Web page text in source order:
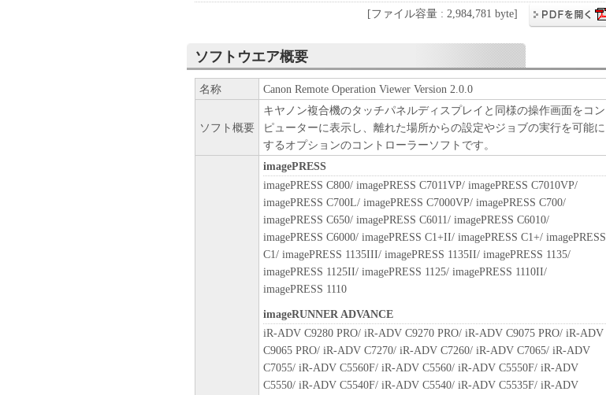
すること、またはコンピューターにおいて表示すること、アクセスすること、も
しくは実行することのいずれも含むものとします。）するための非独占的権利を
お客様に対して許諾します。お客様は、また「指定機器」にネットワークを通じ
て接続されたコンピューター上で、かかるコンピューターの使用者に対して「本
ソフトウェア」を使用させることができますが、かかるコンピューターの使用者
に本契約書上の義務および条件を遵守させるとともに、その履行に関し全責任を
負うことを条件とします。
(2) お客様は、上記(1)に基づいて「本ソフトウェア」を使用するためのバックア
ップとして、「本ソフトウェア」を１部、複製することができます。
(3) 上記(1)および(2)に定める場合を除き、キヤノンまたはキヤノンのライセンサ
ーのいかなる知的財産権も、明示たると黙示たるとを問わず、本契約書によって
お客様に譲渡あるいは許諾されるものではありません。
(1) お客様は、再使用許諾、譲渡、販売、頒布、リースもしくは貸与その他の方
法により、第三者に「本ソフトウェア」を使用させることはできません。
(2) お客様は、「本ソフトウェア」の全部または一部を修正、改変、逆コンパイ
また第三者にこのような行為をさせてはなりません。
「本ソフトウェア」に係る権原および所有権は、その内容によりキヤノンまたは
キヤノンのライセンサーに帰属します。
[ファイル容量 : 2,984,781 byte]
ソフトウエア概要
名称 Canon Remote Operation Viewer Version 2.0.0
ソフト概要
キヤノン複合機のタッチパネルディスプレイと同様の操作画面をコン
ピューターに表示し、離れた場所からの設定やジョブの実行を可能に
するオプションのコントローラーソフトです。
imagePRESS
imagePRESS C800/ imagePRESS C7011VP/ imagePRESS C7010VP/
imagePRESS C700L/ imagePRESS C7000VP/ imagePRESS C700/
imagePRESS C650/ imagePRESS C6011/ imagePRESS C6010/
imagePRESS C6000/ imagePRESS C1+II/ imagePRESS C1+/ imagePRESS
C1/ imagePRESS 1135III/ imagePRESS 1135II/ imagePRESS 1135/
imagePRESS 1125II/ imagePRESS 1125/ imagePRESS 1110II/
imagePRESS 1110
imageRUNNER ADVANCE
iR-ADV C9280 PRO/ iR-ADV C9270 PRO/ iR-ADV C9075 PRO/ iR-ADV
C9065 PRO/ iR-ADV C7270/ iR-ADV C7260/ iR-ADV C7065/ iR-ADV
C7055/ iR-ADV C5560F/ iR-ADV C5560/ iR-ADV C5550F/ iR-ADV
C5550/ iR-ADV C5540F/ iR-ADV C5540/ iR-ADV C5535F/ iR-ADV